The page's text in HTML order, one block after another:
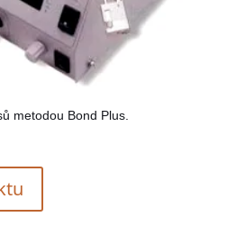
metodou Bond Plus.